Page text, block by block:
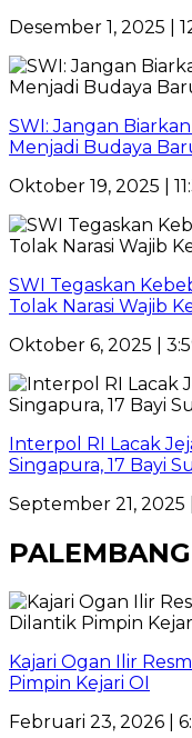
Desember 1, 2025 |
SWI: Jangan
Menjadi Budaya
Oktober 19, 2025 |
SWI Tegaskan
Tolak Narasi Wajib
Oktober 6, 2025 |
Interpol RI Lacak
Singapura, 17 Bayi
September 21, 2025
PALEMBANG
Kajari Ogan Ilir
Pimpin Kejari OI
Februari 23, 2026 |